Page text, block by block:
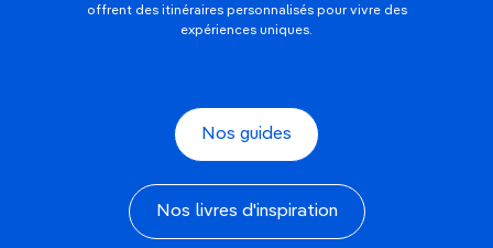
offrent des itinéraires personnalisés pour vivre des
expériences uniques.
Nos guides
Nos livres d'inspiration